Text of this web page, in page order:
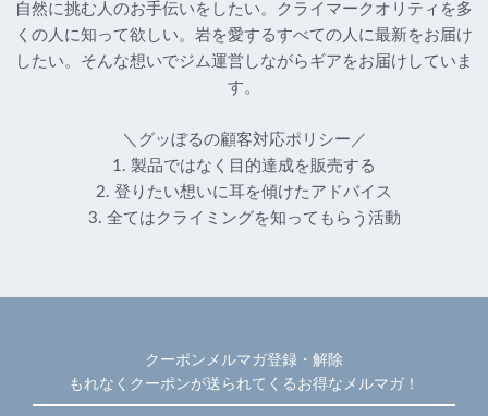
自然に挑む人のお手伝いをしたい。クライマークオリティを多
くの人に知って欲しい。岩を愛するすべての人に最新をお届け
したい。そんな想いでジム運営しながらギアをお届けしていま
す。
＼グッぼるの顧客対応ポリシー／
1. 製品ではなく目的達成を販売する
2. 登りたい想いに耳を傾けたアドバイス
3. 全てはクライミングを知ってもらう活動
クーポンメルマガ登録・解除
もれなくクーポンが送られてくるお得なメルマガ！